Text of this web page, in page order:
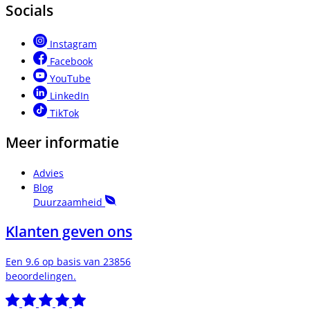
Socials
Instagram
Facebook
YouTube
LinkedIn
TikTok
Meer informatie
Advies
Blog
Duurzaamheid
Klanten geven ons
Een 9.6 op basis van 23856
beoordelingen.